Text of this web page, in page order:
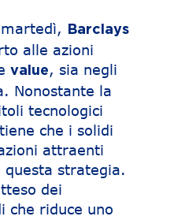
Barclays
alle azioni
value, sia negli
Nonostante la
tecnologici
che i solidi
attraenti
questa strategia.
dei
che riduce uno